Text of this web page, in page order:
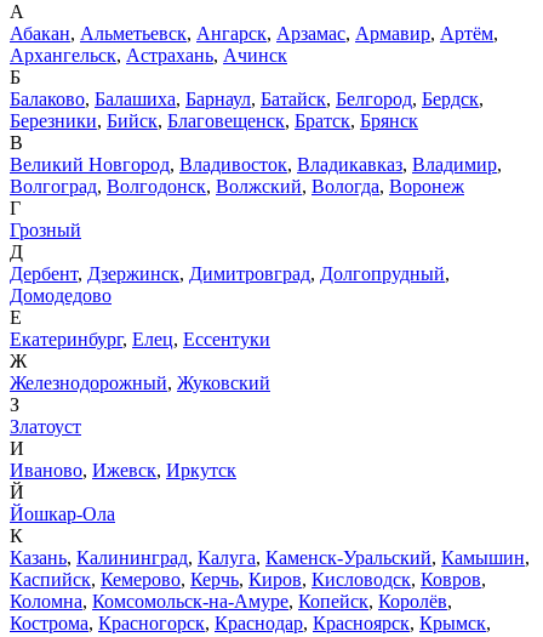
А
Абакан, Альметьевск, Ангарск, Арзамас, Армавир, Артём,
Архангельск, Астрахань, Ачинск
Б
Балаково, Балашиха, Барнаул, Батайск, Белгород, Бердск,
Березники, Бийск, Благовещенск, Братск, Брянск
В
Великий Новгород, Владивосток, Владикавказ, Владимир,
Волгоград, Волгодонск, Волжский, Вологда, Воронеж
Г
Грозный
Д
Дербент, Дзержинск, Димитровград, Долгопрудный,
Домодедово
Е
Екатеринбург, Елец, Ессентуки
Ж
Железнодорожный, Жуковский
З
Златоуст
И
Иваново, Ижевск, Иркутск
Й
Йошкар-Ола
К
Казань, Калининград, Калуга, Каменск-Уральский, Камышин,
Каспийск, Кемерово, Керчь, Киров, Кисловодск, Ковров,
Коломна, Комсомольск-на-Амуре, Копейск, Королёв,
Кострома, Красногорск, Краснодар, Красноярск, Крымск,